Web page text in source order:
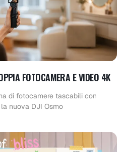
FOTOCAMERA E VIDEO 4K
di fotocamere tascabili con
nuova DJI Osmo